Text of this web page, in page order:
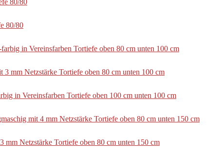
80/80
80/80
in Vereinsfarben Tortiefe oben 80 cm unten 100 cm
mm Netzstärke Tortiefe oben 80 cm unten 100 cm
in Vereinsfarben Tortiefe oben 100 cm unten 100 cm
mit 4 mm Netzstärke Tortiefe oben 80 cm unten 150 cm
mm Netzstärke Tortiefe oben 80 cm unten 150 cm